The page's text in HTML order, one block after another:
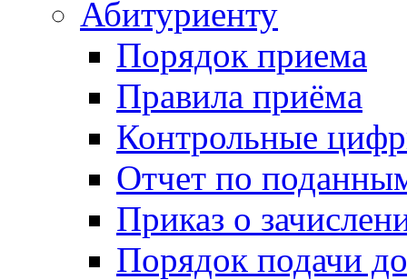
Абитуриенту
Порядок приема
Правила приёма
Контрольные
Отчет по
Приказ о
Порядок подачи